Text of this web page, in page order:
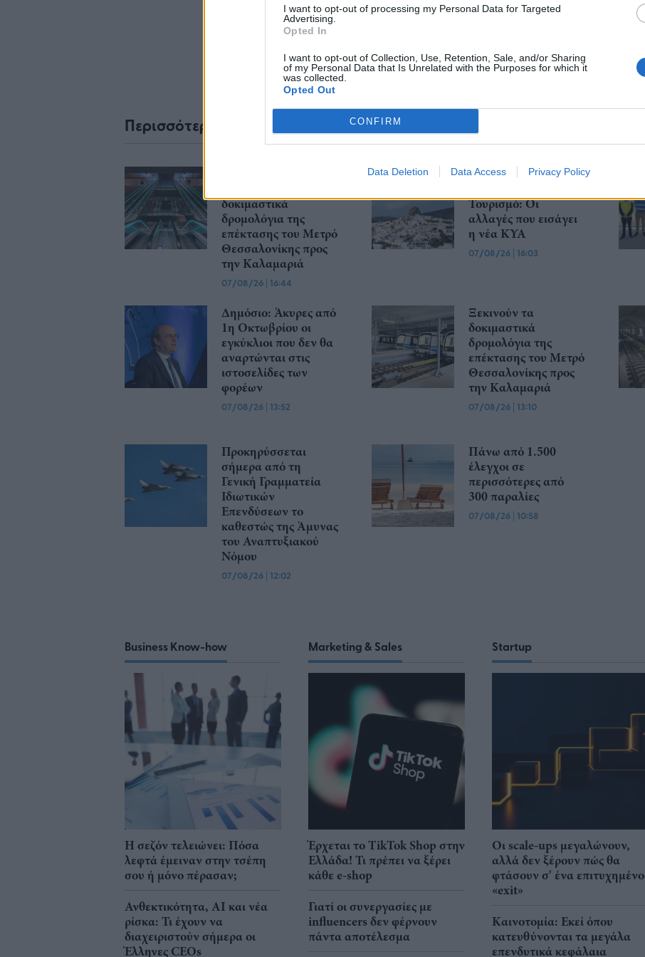
I want to opt-out of processing my Personal Data for Targeted
Advertising.
Opted In
I want to opt-out of Collection, Use, Retention, Sale, and/or Sharing
of my Personal Data that Is Unrelated with the Purposes for which it
was collected.
Opted Out
CONFIRM
Data Deletion Data Access Privacy Policy
... σχόλια| Κάνε click για να σχολιάσεις
Περισσότερα από το
δοκιμαστικά
δρομολόγια της
επέκτασης του Μετρό
Θεσσαλονίκης προς
την Καλαμαριά
07/08/26 | 16:44
Ειδικό Χωροταξικό
Τουρισμό: Οι
αλλαγές που εισάγει
η νέα ΚΥΑ
07/08/26 | 16:03
Δημόσιο: Άκυρες από
1η Οκτωβρίου οι
εγκύκλιοι που δεν θα
αναρτώνται στις
ιστοσελίδες των
φορέων
07/08/26 | 13:52
Ξεκινούν τα
δοκιμαστικά
δρομολόγια της
επέκτασης του Μετρό
Θεσσαλονίκης προς
την Καλαμαριά
07/08/26 | 13:10
Προκηρύσσεται
σήμερα από τη
Γενική Γραμματεία
Ιδιωτικών
Επενδύσεων το
καθεστώς της Άμυνας
του Αναπτυξιακού
Νόμου
07/08/26 | 12:02
Πάνω από 1.500
έλεγχοι σε
περισσότερες από
300 παραλίες
07/08/26 | 10:58
Business Know-how
Η σεζόν τελειώνει: Πόσα
λεφτά έμειναν στην τσέπη
σου ή μόνο πέρασαν;
Ανθεκτικότητα, AI και νέα
ρίσκα: Τι έχουν να
διαχειριστούν σήμερα οι
Έλληνες CEOs
Marketing & Sales
Έρχεται το TikTok Shop στην
Ελλάδα! Τι πρέπει να ξέρει
κάθε e-shop
Γιατί οι συνεργασίες με
influencers δεν φέρνουν
πάντα αποτέλεσμα
Startup
Οι scale-ups μεγαλώνουν,
αλλά δεν ξέρουν πώς θα
φτάσουν σ' ένα επιτυχημένο
«exit»
Καινοτομία: Εκεί όπου
κατευθύνονται τα μεγάλα
επενδυτικά κεφάλαια